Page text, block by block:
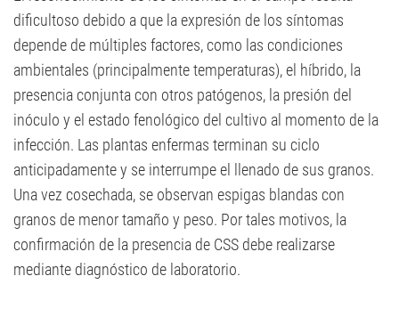
dificultoso debido a que la expresión de los síntomas
depende de múltiples factores, como las condiciones
ambientales (principalmente temperaturas), el híbrido, la
presencia conjunta con otros patógenos, la presión del
inóculo y el estado fenológico del cultivo al momento de la
infección. Las plantas enfermas terminan su ciclo
anticipadamente y se interrumpe el llenado de sus granos.
Una vez cosechada, se observan espigas blandas con
granos de menor tamaño y peso. Por tales motivos, la
confirmación de la presencia de CSS debe realizarse
mediante diagnóstico de laboratorio.